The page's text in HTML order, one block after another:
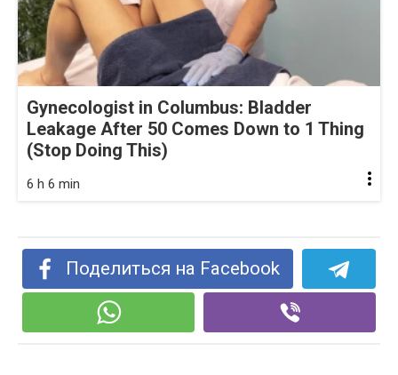
Gynecologist in Columbus: Bladder
Leakage After 50 Comes Down to 1 Thing
(Stop Doing This)
6 h 6 min
Поделиться на Facebook